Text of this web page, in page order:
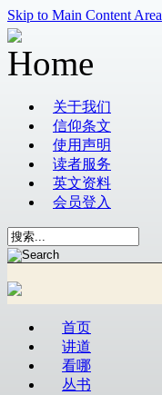
Skip to Main Content Area
关于我们
信仰条文
使用声明
读者服务
英文资料
会员登入
首页
讲道
看哪
丛书